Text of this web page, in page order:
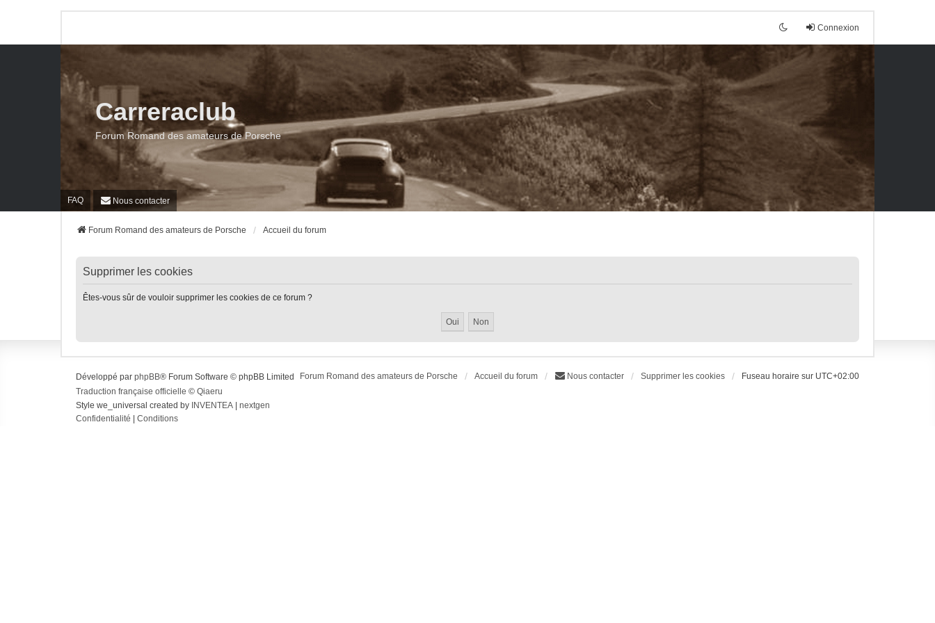
Connexion
FAQ Nous contacter
Carreraclub
Forum Romand des amateurs de Porsche
Forum Romand des amateurs de Porsche Accueil du forum
Supprimer les cookies
Êtes-vous sûr de vouloir supprimer les cookies de ce forum ?
Forum Romand des amateurs de Porsche Accueil du forum Nous contacter Supprimer les cookies Fuseau horaire sur UTC+02:00
Développé par phpBB® Forum Software © phpBB Limited
Traduction française officielle © Qiaeru
Style we_universal created by INVENTEA
nextgen
Confidentialité
Conditions